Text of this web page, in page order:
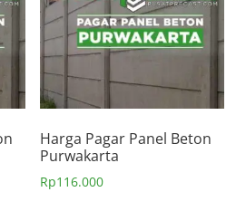
Harga Pagar Panel Beton
Purwakarta
Rp116.000